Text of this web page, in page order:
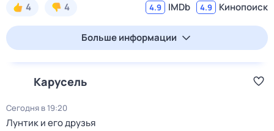
4 4 4.9 IMDb 4.9 Кинопоиск
Больше информации
Карусель
Сегодня в 19:20
Лунтик и его друзья